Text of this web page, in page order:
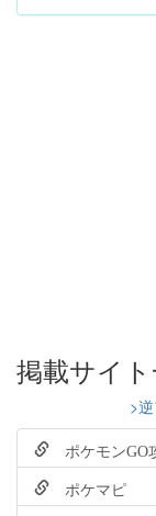
掲載サイ
>
ポケモンGO
ポケマピ